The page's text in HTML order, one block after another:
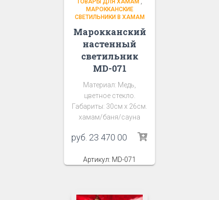
ТОВАРЫ ДЛЯ ХАМАМ ,
МАРОККАНСКИЕ
СВЕТИЛЬНИКИ В ХАМАМ
Марокканский
настенный
светильник
MD-071
Материал: Медь,
цветное стекло.
Габариты: 30см х 26см.
хамам/баня/сауна
руб. 23 470 00
Артикул: MD-071